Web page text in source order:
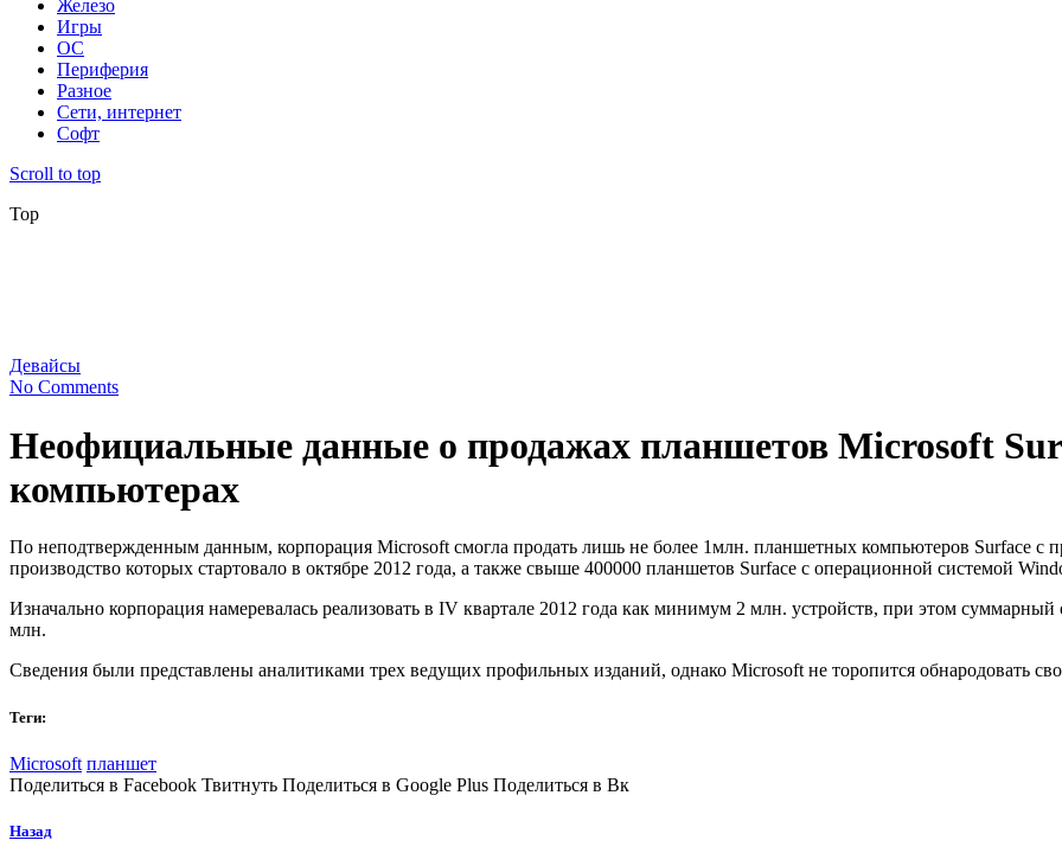
Железо
Игры
ОС
Периферия
Разное
Сети, интернет
Софт
Scroll to top
Top
Девайсы
No Comments
Неофициальные данные о продажах планшетов Microsoft
компьютерах
По неподтвержденным данным, корпорация Microsoft смогла продать лишь не более 1млн. планшетных компьютеров Surface с
производство которых стартовало в октябре 2012 года, а также свыше 400000 планшетов Surface с операционной системой
Изначально корпорация намеревалась реализовать в IV квартале 2012 года как минимум 2 млн. устройств, при этом
млн.
Сведения были представлены аналитиками трех ведущих профильных изданий, однако Microsoft не торопится обнародовать
Теги:
Microsoft планшет
Поделиться в Facebook Твитнуть Поделиться в Google Plus Поделиться в Вк
Назад